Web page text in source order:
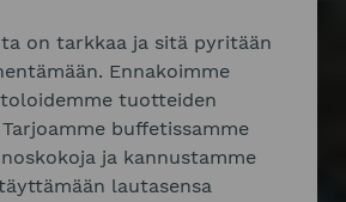
on tarkkaa ja sitä pyritään
Ennakoimme
tuotteiden
buffetissamme
ja kannustamme
lautasensa